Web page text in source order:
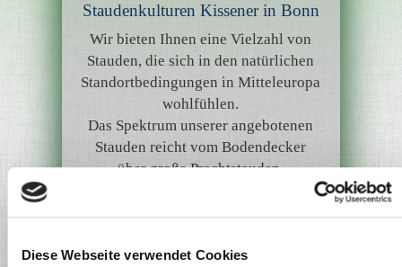
Diese Webseite verwendet Cookies
Staudenkulturen Kissener in Bonn
Wir bieten Ihnen eine Vielzahl von
Stauden, die sich in den natürlichen
Standortbedingungen in Mitteleuropa
wohlfühlen.
Das Spektrum unserer angebotenen
Stauden reicht vom Bodendecker
über große Prachtstauden,
aus heimischen Stauden, welche